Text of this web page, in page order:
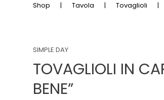
Shop Tavola Tovaglioli
SIMPLE DAY
TOVAGLIOLI IN
BENE”